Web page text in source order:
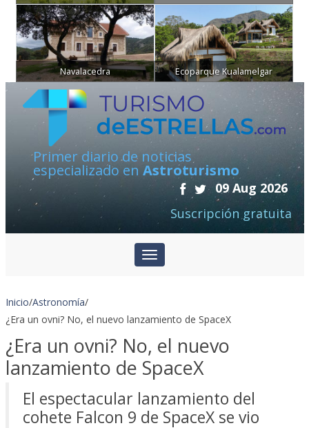
Navalacedra Ecoparque Kualamelgar
Primer diario de noticias
especializado en Astroturismo
09 Aug 2026
Suscripción gratuita
Inicio/Astronomía/
¿Era un ovni? No, el nuevo lanzamiento de SpaceX
¿Era un ovni? No, el nuevo
lanzamiento de SpaceX
El espectacular lanzamiento del
cohete Falcon 9 de SpaceX se vio